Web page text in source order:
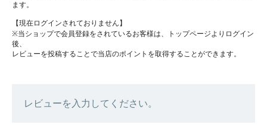
ます。
【現在ログインされておりません】
※当ショップで会員登録をされているお客様は、トップページよりログイン
後、
レビューを投稿することで当店のポイントを取得することができます。
レビューを入力してください。